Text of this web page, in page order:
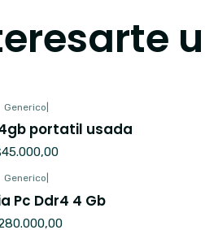
Generico
portatil usada
Generico
Pc Ddr4 4 Gb